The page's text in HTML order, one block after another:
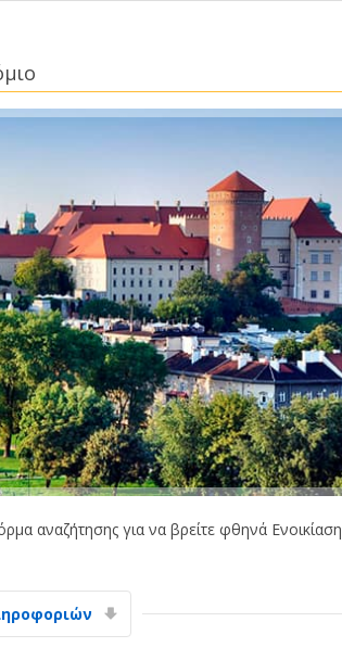
αναζήτησης για να βρείτε φθηνά Ενοικίαση
πρόσβαση σε αποκλειστικές
συνεργατών